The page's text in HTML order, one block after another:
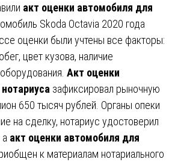
акт оценки автомобиля для
Skoda Octavia 2020 года
оценки были учтены все факторы:
цвет кузова, наличие
Акт оценки
зафиксировал рыночную
650 тысяч рублей. Органы опеки
на сделку, нотариус удостоверил
акт оценки автомобиля для
к материалам нотариального